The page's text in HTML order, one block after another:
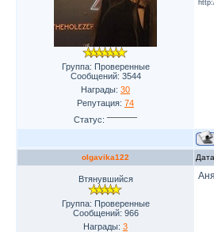
Группа: Проверенные
Сообщений: 3544
Награды: 30
Репутация: 74
Статус:
olgavika122
Втянувшийся
Группа: Проверенные
Сообщений: 966
Награды: 3